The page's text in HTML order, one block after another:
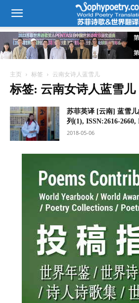
主页 标签 云南女诗人蓝雪儿
标签: 云南女诗人蓝雪儿
苏菲英译 [云南] 蓝雪
列(1), ISSN:2616-2660,
2018-05-06